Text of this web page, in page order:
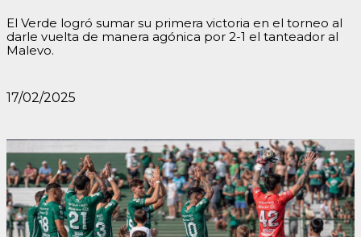
El Verde logró sumar su primera victoria en el torneo al
darle vuelta de manera agónica por 2-1 el tanteador al
Malevo.
17/02/2025